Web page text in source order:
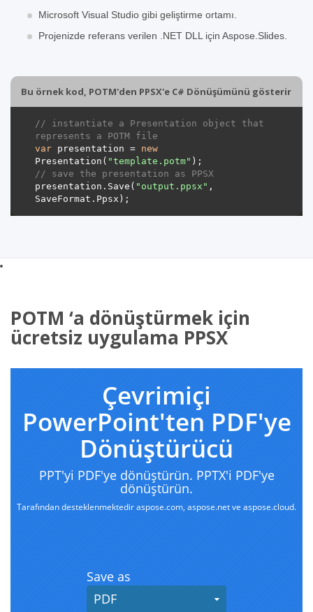
Microsoft Visual Studio gibi geliştirme ortamı.
Projenizde referans verilen .NET DLL için Aspose.Slides.
Bu örnek kod, POTM'den PPSX'e C# Dönüşümünü gösterir
// instantiate a Presentation object that
represents a POTM file
var presentation = new
Presentation( "template.potm"
// save the presentation as PPSX
presentation.Save( "output.ppsx" ,
POTM ‘a dönüştürmek için
ücretsiz uygulama PPSX